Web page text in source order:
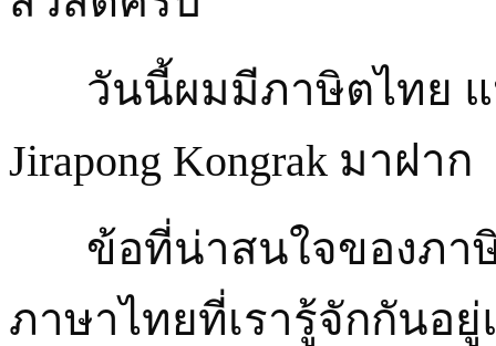
วันนี้ผมมีภาษิตไทย แ
Jirapong Kongrak มาฝาก
ข้อที่น่าสนใจของภาษิ
ภาษาไทยที่เรารู้จักกันอ